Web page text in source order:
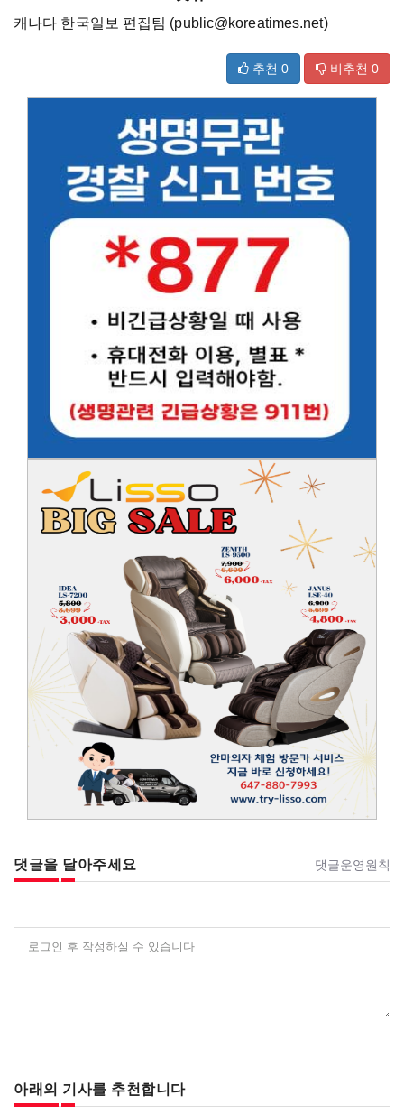
캐나다 한국일보 편집팀 (public@koreatimes.net)
추천 0 비추천 0
댓글을 달아주세요 댓글운영원칙
로그인 후 작성하실 수 있습니다
아래의 기사를 추천합니다